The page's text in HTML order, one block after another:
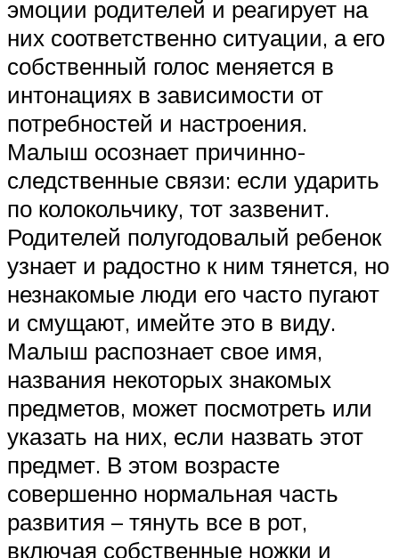
эмоции родителей и реагирует на
них соответственно ситуации, а его
собственный голос меняется в
интонациях в зависимости от
потребностей и настроения.
Малыш осознает причинно-
следственные связи: если ударить
по колокольчику, тот зазвенит.
Родителей полугодовалый ребенок
узнает и радостно к ним тянется, но
незнакомые люди его часто пугают
и смущают, имейте это в виду.
Малыш распознает свое имя,
названия некоторых знакомых
предметов, может посмотреть или
указать на них, если назвать этот
предмет. В этом возрасте
совершенно нормальная часть
развития – тянуть все в рот,
включая собственные ножки и